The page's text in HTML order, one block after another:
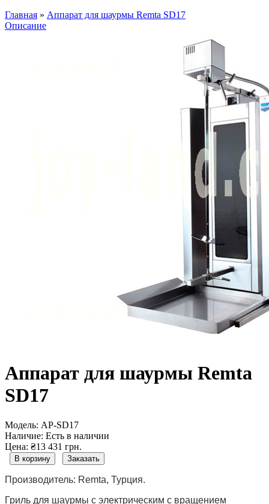
Главная » Аппарат для шаурмы Remta SD17
Описание
Аппарат для шаурмы Remta
SD17
Модель: AP-SD17
Наличие: Есть в наличии
Цена: ₴13 431 грн.
В корзину Заказать
Производитель: Remta, Турция.
Гриль для шаурмы с электрическим с вращением